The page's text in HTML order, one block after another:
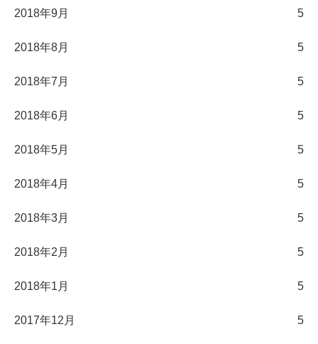
2018年9月 5
2018年8月 5
2018年7月 5
2018年6月 5
2018年5月 5
2018年4月 5
2018年3月 5
2018年2月 5
2018年1月 5
2017年12月 5